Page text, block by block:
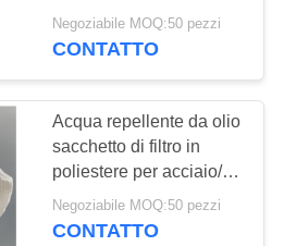
sacchetto della miniera
di cemento
Negoziabile MOQ:50 pezzi
CONTATTO
Acqua repellente da olio
sacchetto di filtro in
poliestere per acciaio/
ferro/ farmacia
alimentare
Negoziabile MOQ:50 pezzi
CONTATTO